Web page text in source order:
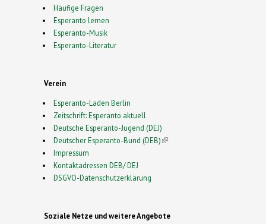
Häufige Fragen
Esperanto lernen
Esperanto-Musik
Esperanto-Literatur
Verein
Esperanto-Laden Berlin
Zeitschrift: Esperanto aktuell
Deutsche Esperanto-Jugend (DEJ)
Deutscher Esperanto-Bund (DEB)(link is external)
Impressum
Kontaktadressen DEB/ DEJ
DSGVO-Datenschutzerklärung
Soziale Netze und weitere Angebote